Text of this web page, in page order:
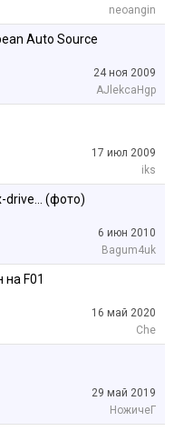
neoangin
Auto Source
24 ноя 2009
AJlekcaHgp
17 июл 2009
iks
drive... (фото)
6 июн 2010
Bagum4uk
F01
16 май 2020
Che
29 май 2019
НожичеГ